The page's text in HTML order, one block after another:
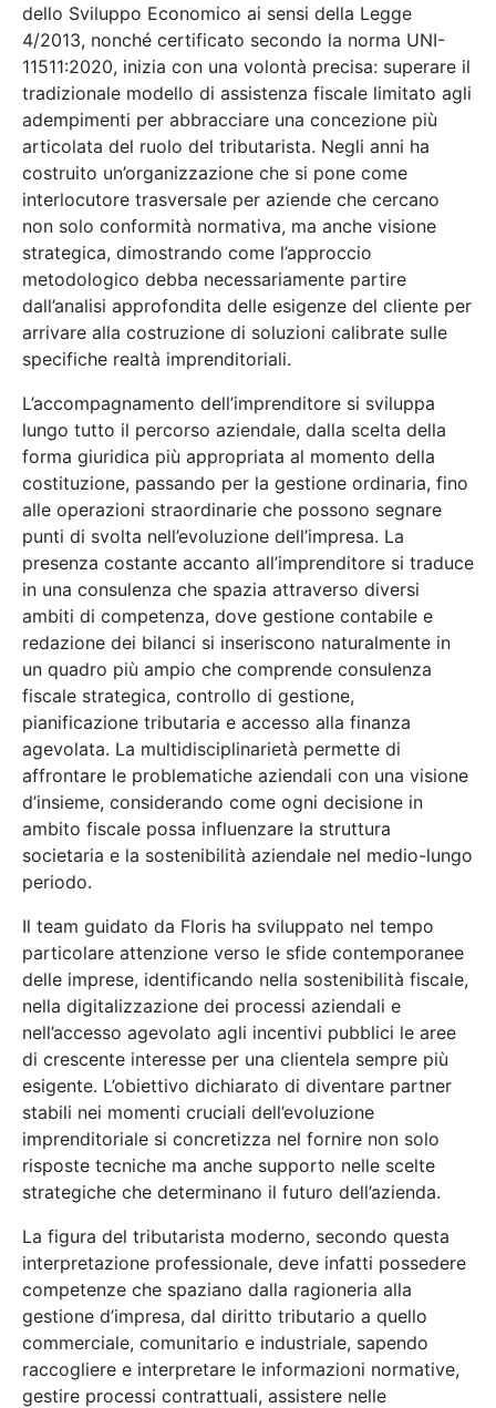
dello Sviluppo Economico ai sensi della Legge
4/2013, nonché certificato secondo la norma UNI-
11511:2020, inizia con una volontà precisa: superare il
tradizionale modello di assistenza fiscale limitato agli
adempimenti per abbracciare una concezione più
articolata del ruolo del tributarista. Negli anni ha
costruito un’organizzazione che si pone come
interlocutore trasversale per aziende che cercano
non solo conformità normativa, ma anche visione
strategica, dimostrando come l’approccio
metodologico debba necessariamente partire
dall’analisi approfondita delle esigenze del cliente per
arrivare alla costruzione di soluzioni calibrate sulle
specifiche realtà imprenditoriali.
L’accompagnamento dell’imprenditore si sviluppa
lungo tutto il percorso aziendale, dalla scelta della
forma giuridica più appropriata al momento della
costituzione, passando per la gestione ordinaria, fino
alle operazioni straordinarie che possono segnare
punti di svolta nell’evoluzione dell’impresa. La
presenza costante accanto all’imprenditore si traduce
in una consulenza che spazia attraverso diversi
ambiti di competenza, dove gestione contabile e
redazione dei bilanci si inseriscono naturalmente in
un quadro più ampio che comprende consulenza
fiscale strategica, controllo di gestione,
pianificazione tributaria e accesso alla finanza
agevolata. La multidisciplinarietà permette di
affrontare le problematiche aziendali con una visione
d’insieme, considerando come ogni decisione in
ambito fiscale possa influenzare la struttura
societaria e la sostenibilità aziendale nel medio-lungo
periodo.
Il team guidato da Floris ha sviluppato nel tempo
particolare attenzione verso le sfide contemporanee
delle imprese, identificando nella sostenibilità fiscale,
nella digitalizzazione dei processi aziendali e
nell’accesso agevolato agli incentivi pubblici le aree
di crescente interesse per una clientela sempre più
esigente. L’obiettivo dichiarato di diventare partner
stabili nei momenti cruciali dell’evoluzione
imprenditoriale si concretizza nel fornire non solo
risposte tecniche ma anche supporto nelle scelte
strategiche che determinano il futuro dell’azienda.
La figura del tributarista moderno, secondo questa
interpretazione professionale, deve infatti possedere
competenze che spaziano dalla ragioneria alla
gestione d’impresa, dal diritto tributario a quello
commerciale, comunitario e industriale, sapendo
raccogliere e interpretare le informazioni normative,
gestire processi contrattuali, assistere nelle